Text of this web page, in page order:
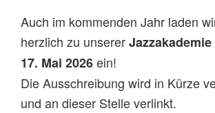
Auch im kommenden Jahr laden
herzlich zu unserer
17. Mai 2026ein!
Die Ausschreibung wird in Kürze
und an dieser Stelle verlinkt.